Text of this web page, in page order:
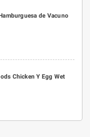
de Vacuno
Chicken Y Egg Wet